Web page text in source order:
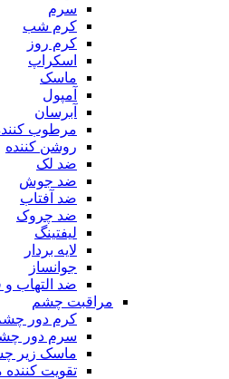
سرم
کرم شب
کرم روز
اسکراپ
ماسک
آمپول
آبرسان
مرطوب
روشن کننده
ضد لک
ضد جوش
ضد آفتاب
ضد چروک
لیفتینگ
لایه بردار
جوانساز
ضد التهاب
مراقبت چشم
کرم دور
سرم دور
ماسک زیر
تقویت کننده